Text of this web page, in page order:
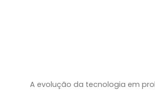
A evolução da tecnologia em